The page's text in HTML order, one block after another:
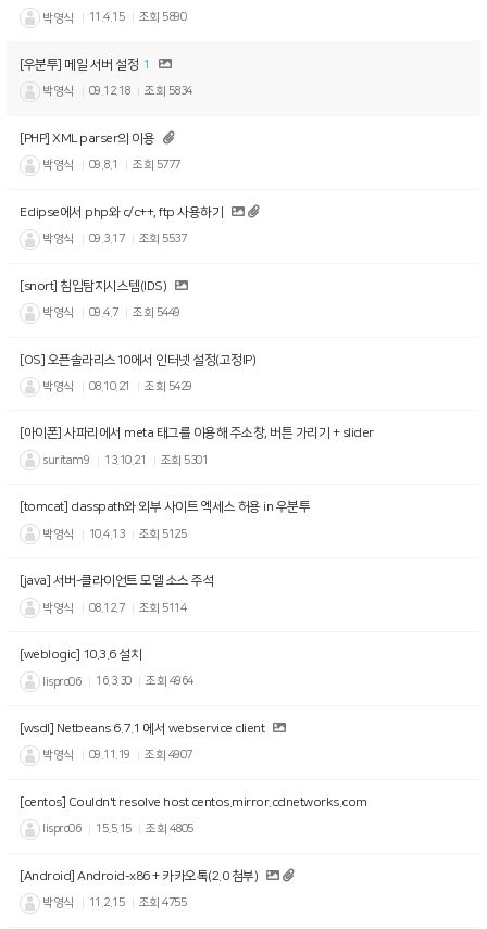
박영식 11.4.15 조회 5890
[우분투] 메일 서버 설정 1
박영식 09.12.18 조회 5834
[PHP] XML parser의 이용
박영식 09.8.1 조회 5777
Eclipse에서 php와 c/c++, ftp 사용하기
박영식 09.3.17 조회 5537
[snort] 침입탐지시스템(IDS)
박영식 09.4.7 조회 5449
[OS] 오픈솔라리스10에서 인터넷 설정(고정IP)
박영식 08.10.21 조회 5429
[아이폰] 사파리에서 meta 태그를 이용해 주소창, 버튼 가리기 + slider
suritam9 13.10.21 조회 5301
[tomcat] classpath와 외부 사이트 엑세스 허용 in 우분투
박영식 10.4.13 조회 5125
[java] 서버-클라이언트 모델 소스 주석
박영식 08.12.7 조회 5114
[weblogic] 10.3.6 설치
lispro06 16.3.30 조회 4964
[wsdl] Netbeans 6.7.1 에서 webservice client
박영식 09.11.19 조회 4907
[centos] Couldn't resolve host centos.mirror.cdnetworks.com
lispro06 15.5.15 조회 4805
[Android] Android-x86 + 카카오톡(2.0 첨부)
박영식 11.2.15 조회4755